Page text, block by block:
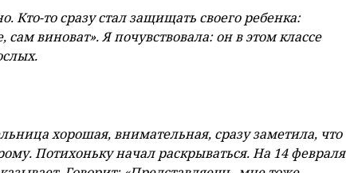
то сразу стал защищать своего ребенка:
виноват». Я почувствовала: он в этом классе
хорошая, внимательная, сразу заметила, что
Потихоньку начал раскрываться. На 14 февраля